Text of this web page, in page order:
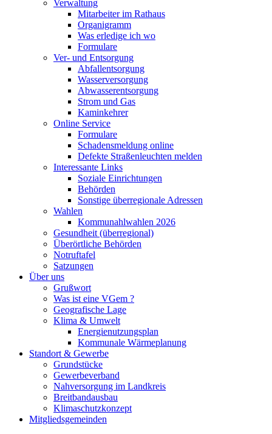
Verwaltung
Mitarbeiter im Rathaus
Organigramm
Was erledige ich wo
Formulare
Ver- und Entsorgung
Abfallentsorgung
Wasserversorgung
Abwasserentsorgung
Strom und Gas
Kaminkehrer
Online Service
Formulare
Schadensmeldung online
Defekte Straßenleuchten melden
Interessante Links
Soziale Einrichtungen
Behörden
Sonstige überregionale Adressen
Wahlen
Kommunahlwahlen 2026
Gesundheit (überregional)
Überörtliche Behörden
Notruftafel
Satzungen
Über uns
Grußwort
Was ist eine VGem ?
Geografische Lage
Klima & Umwelt
Energienutzungsplan
Kommunale Wärmeplanung
Standort & Gewerbe
Grundstücke
Gewerbeverband
Nahversorgung im Landkreis
Breitbandausbau
Klimaschutzkonzept
Mitgliedsgemeinden